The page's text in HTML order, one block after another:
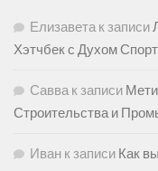
Елизаветак записи
Хэтчбек с Духом
Саввак записи
Строительства и
Иван к записи Как